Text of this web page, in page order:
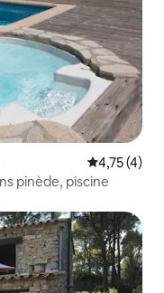
Évaluation
4,75 (4)
Gite Les Mayombes 2 chambres dans pinède, piscine